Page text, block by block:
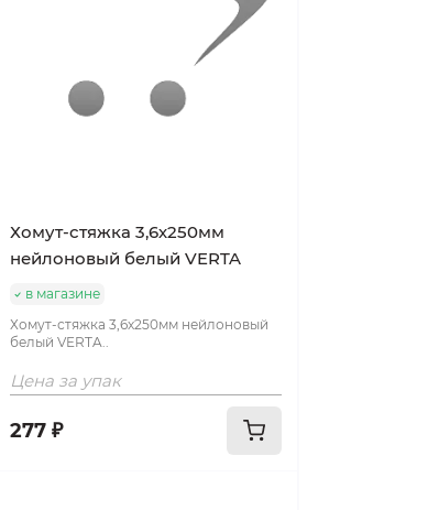
Хомут-стяжка 3,6х250мм
нейлоновый белый VERTA
в магазине
Хомут-стяжка 3,6х250мм нейлоновый
белый VERTA..
Цена за упак
277 ₽